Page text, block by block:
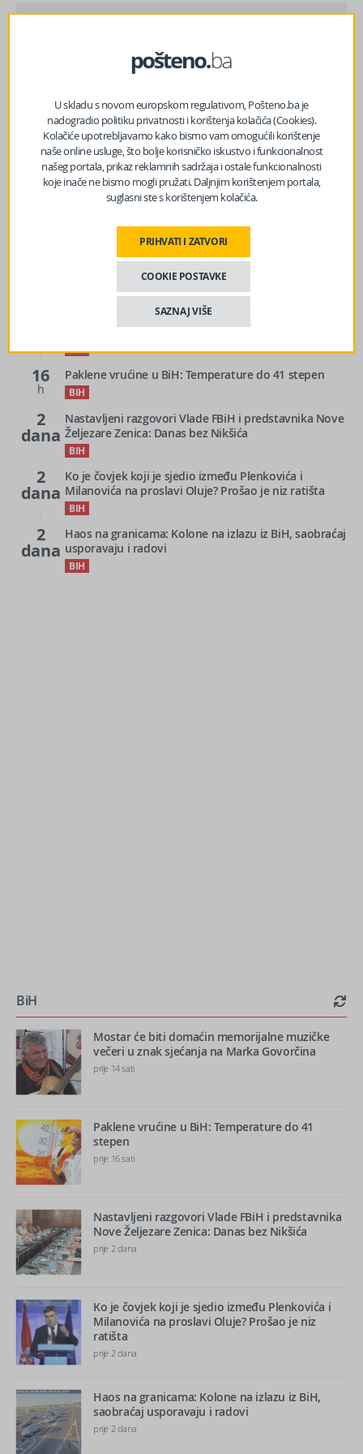
nedjelju i ne prenosi se na ponedjeljak
sljedeći članak
“S Iranom je teško jer donose teološke, a ne geopolitičke
odluke”
Mostar će biti domaćin memorijalne muzičke večeri u
znak sjećanja na Marka Govorčina
BIH
16
h
Paklene vrućine u BiH: Temperature do 41 stepen
BIH
2
dana
Nastavljeni razgovori Vlade FBiH i predstavnika Nove
Željezare Zenica: Danas bez Nikšića
BIH
2
dana
Ko je čovjek koji je sjedio između Plenkovića i
Milanovića na proslavi Oluje? Prošao je niz ratišta
BIH
2
dana
Haos na granicama: Kolone na izlazu iz BiH, saobraćaj
usporavaju i radovi
BIH
BiH
Mostar će biti domaćin memorijalne muzičke
večeri u znak sjećanja na Marka Govorčina
prije 14 sati
Paklene vrućine u BiH: Temperature do 41
stepen
prije 16 sati
Nastavljeni razgovori Vlade FBiH i predstavnika
Nove Željezare Zenica: Danas bez Nikšića
prije 2 dana
Ko je čovjek koji je sjedio između Plenkovića i
Milanovića na proslavi Oluje? Prošao je niz
ratišta
prije 2 dana
Haos na granicama: Kolone na izlazu iz BiH,
saobraćaj usporavaju i radovi
prije 2 dana
U skladu s novom europskom regulativom, Pošteno.ba je
nadogradio politiku privatnosti i korištenja kolačića (Cookies).
Kolačiće upotrebljavamo kako bismo vam omogućili korištenje
naše online usluge, što bolje korisničko iskustvo i funkcionalnost
našeg portala, prikaz reklamnih sadržaja i ostale funkcionalnosti
koje inače ne bismo mogli pružati. Daljnjim korištenjem portala,
suglasni ste s korištenjem kolačića.
PRIHVATI I ZATVORI
COOKIE POSTAVKE
SAZNAJ VIŠE